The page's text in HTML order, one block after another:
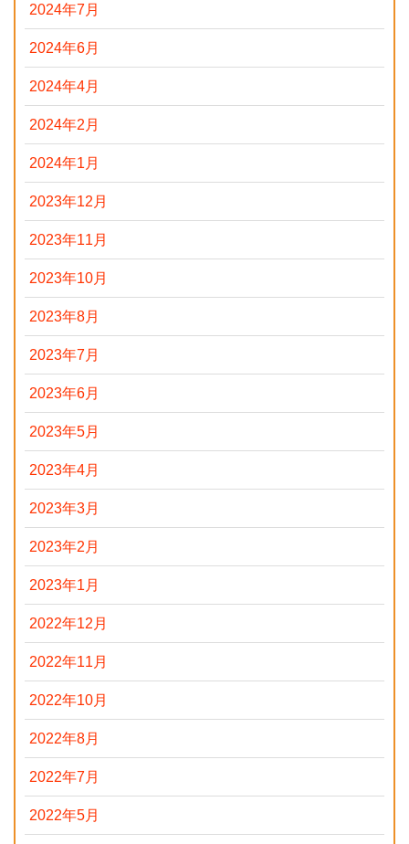
2024年7月
2024年6月
2024年4月
2024年2月
2024年1月
2023年12月
2023年11月
2023年10月
2023年8月
2023年7月
2023年6月
2023年5月
2023年4月
2023年3月
2023年2月
2023年1月
2022年12月
2022年11月
2022年10月
2022年8月
2022年7月
2022年5月